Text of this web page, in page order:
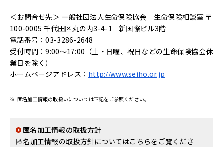
＜お問合せ先＞ 一般社団法人生命保険協会 生命保険相談室 〒
100-0005 千代田区丸の内3-4-1 新国際ビル3階
電話番号：03-3286-2648
受付時間：9:00～17:00（土・日曜、祝日などの生命保険協会休
業日を除く）
ホームページアドレス： http://www.seiho.or.jp
※ 匿名加工情報の取扱いについては下記をご参照ください。
匿名加工情報の取扱方針
匿名加工情報の取扱方針についてはこちらをご覧くださ